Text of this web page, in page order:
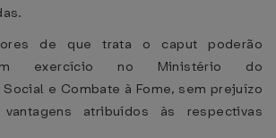
de que trata o caput poderão
exercício no Ministério do
e Combate à Fome, sem prejuízo
atribuídos às respectivas